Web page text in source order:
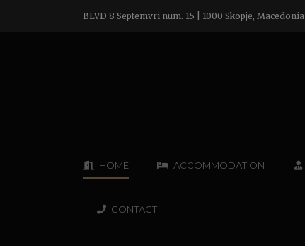
BLVD 8 Septemvri num. 15 | 1000 Skopje, Macedonia
HOME ACCOMMODATION
CONTACT